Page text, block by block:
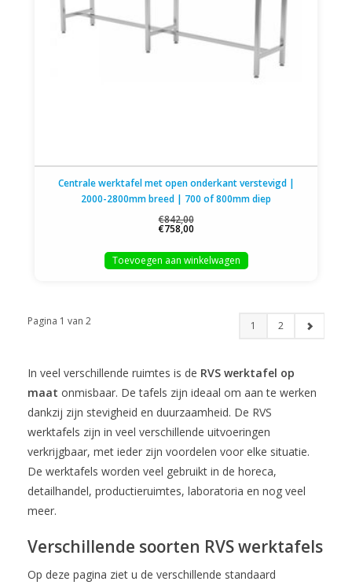
Centrale werktafel met open onderkant verstevigd |
2000-2800mm breed | 700 of 800mm diep
€842,00
€758,00
Toevoegen aan winkelwagen
Pagina 1 van 2 1 2
In veel verschillende ruimtes is de RVS werktafel op
maat onmisbaar. De tafels zijn ideaal om aan te werken
dankzij zijn stevigheid en duurzaamheid. De RVS
werktafels zijn in veel verschillende uitvoeringen
verkrijgbaar, met ieder zijn voordelen voor elke situatie.
De werktafels worden veel gebruikt in de horeca,
detailhandel, productieruimtes, laboratoria en nog veel
meer.
Verschillende soorten RVS werktafels
Op deze pagina ziet u de verschillende standaard